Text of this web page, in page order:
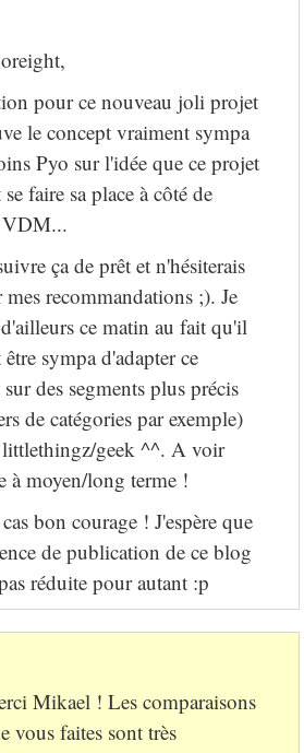
pour ce nouveau joli projet
le concept vraiment sympa
Pyo sur l'idée que ce projet
faire sa place à côté de
ça de prêt et n'hésiterais
mes recommandations ;). Je
ce matin au fait qu'il
sympa d'adapter ce
des segments plus précis
de catégories par exemple)
geek ^^. A voir
à moyen/long terme !
bon courage ! J'espère que
de publication de ce blog
réduite pour autant :p
Mikael ! Les comparaisons
vous faites sont très